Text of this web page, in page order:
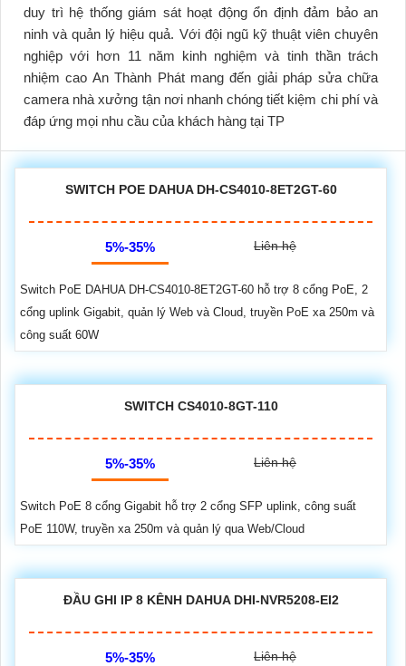
duy trì hệ thống giám sát hoạt động ổn định đảm bảo an
ninh và quản lý hiệu quả. Với đội ngũ kỹ thuật viên chuyên
nghiệp với hơn 11 năm kinh nghiệm và tinh thần trách
nhiệm cao An Thành Phát mang đến giải pháp sửa chữa
camera nhà xưởng tận nơi nhanh chóng tiết kiệm chi phí và
đáp ứng mọi nhu cầu của khách hàng tại TP
SWITCH POE DAHUA DH-CS4010-8ET2GT-60
5%-35% Liên hệ
Switch PoE DAHUA DH-CS4010-8ET2GT-60 hỗ trợ 8 cổng PoE, 2
cổng uplink Gigabit, quản lý Web và Cloud, truyền PoE xa 250m và
công suất 60W
SWITCH CS4010-8GT-110
5%-35% Liên hệ
Switch PoE 8 cổng Gigabit hỗ trợ 2 cổng SFP uplink, công suất
PoE 110W, truyền xa 250m và quản lý qua Web/Cloud
ĐẦU GHI IP 8 KÊNH DAHUA DHI-NVR5208-EI2
5%-35% Liên hệ